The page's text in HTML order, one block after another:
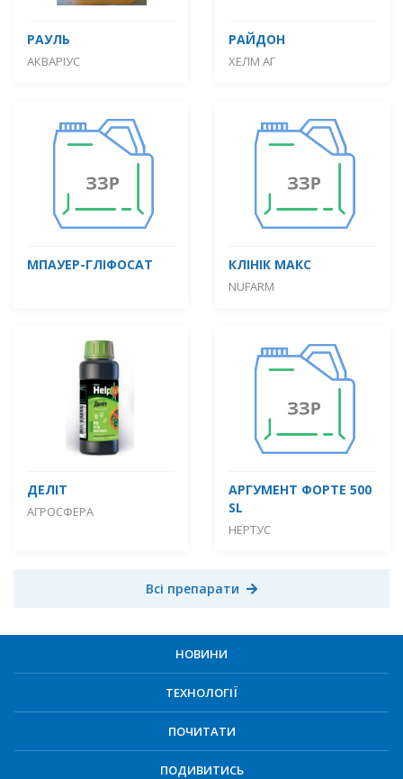
РАУЛЬ
АКВАРІУС
РАЙДОН
ХЕЛМ АГ
МПАУЕР-ГЛІФОСАТ КЛІНІК МАКС
NUFARM
ДЕЛІТ
АГРОСФЕРА
АРГУМЕНТ ФОРТЕ 500
SL
НЕРТУС
Всі препарати
НОВИНИ
ТЕХНОЛОГІЇ
ПОЧИТАТИ
ПОДИВИТИСЬ